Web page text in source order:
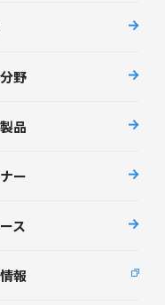
野
品
ー
ス
報